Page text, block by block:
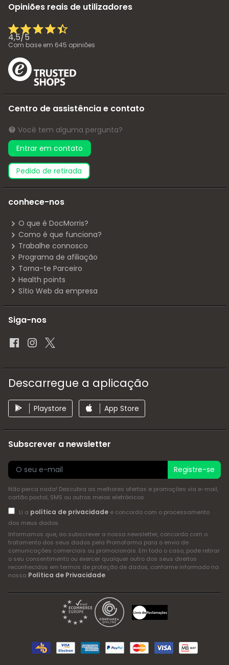
Opiniões reais de utilizadores
4,5/5
Com base em 645 opiniões
Centro de assistência e contato
Você tem alguma pergunta?
Entrar em contato
pedido de retirada
conhece-nos
O que é DocMorris?
Como é que funciona?
Trabalhe connosco
Programa de afiliação
Torna-te Parceiro
Health points
Sítio Web da empresa
Siga-nos
Descarregue a aplicação
Playstore App Store
Subscrever a newsletter
Registre-se
Não perca nada! Descubra as melhores ofertas e promoções via e-mail,
cartão postal, SMS ou outros meios eletrónicos
Li a política de privacidadee concordo com o processamento
dos meus dados
Informamos que, ao subscrever a nossa newsletter, concorda com o
tratamento dos seus dados pela Promofarma para o envio de
comunicações comerciais ou promocionais. Em todo o caso, pode retirar
o seu consentimento ou exercer qualquer outro dos seus direitos
reconhecidos em termos de proteção de dados, conforme informado na
nossa Política de Privacidade.